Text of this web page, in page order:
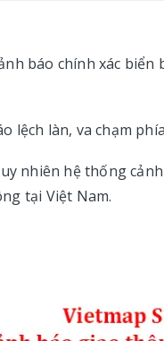
báo chính xác biển
lệch làn, va chạm
nhiên hệ thống
tại Việt Nam.